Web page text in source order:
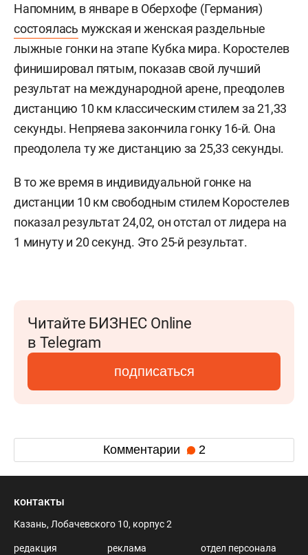
Напомним, в январе в Оберхофе (Германия)
состоялась мужская и женская раздельные
лыжные гонки на этапе Кубка мира. Коростелев
финишировал пятым, показав свой лучший
результат на международной арене, преодолев
дистанцию 10 км классическим стилем за 21,33
секунды. Непряева закончила гонку 16-й. Она
преодолела ту же дистанцию за 25,33 секунды.
В то же время в индивидуальной гонке на
дистанции 10 км свободным стилем Коростелев
показал результат 24,02, он отстал от лидера на
1 минуту и 20 секунд. Это 25-й результат.
Читайте БИЗНЕС Online
в Telegram
подписаться
Комментарии 2
контакты
Казань, Лобачевского 10, корпус 2
редакция
реклама
отдел персонала